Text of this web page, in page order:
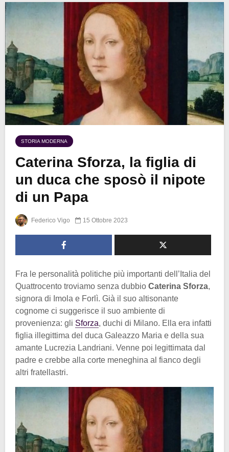
STORIA MODERNA
Caterina Sforza, la figlia di
un duca che sposò il nipote
di un Papa
Federico Vigo 15 Ottobre 2023
Fra le personalità politiche più importanti dell’Italia del
Quattrocento troviamo senza dubbio Caterina Sforza,
signora di Imola e Forlì. Già il suo altisonante
cognome ci suggerisce il suo ambiente di
provenienza: gli Sforza, duchi di Milano. Ella era infatti
figlia illegittima del duca Galeazzo Maria e della sua
amante Lucrezia Landriani. Venne poi legittimata dal
padre e crebbe alla corte meneghina al fianco degli
altri fratellastri.